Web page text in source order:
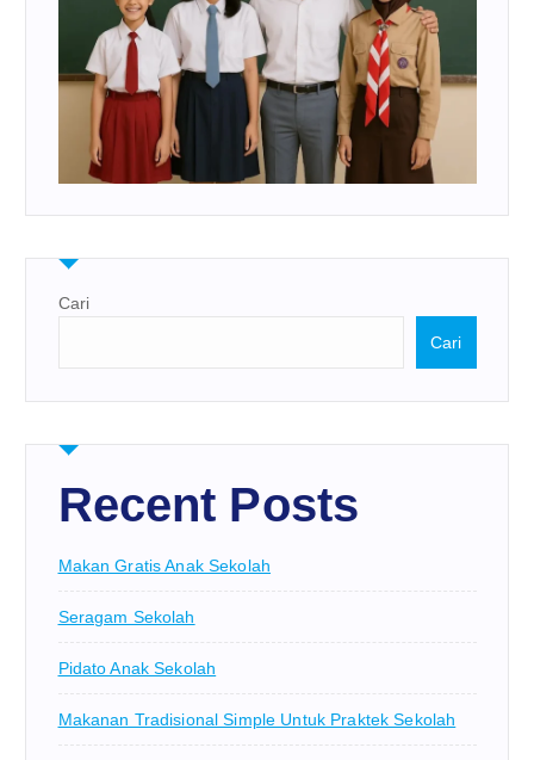
Cari
Cari
Recent Posts
Makan Gratis Anak Sekolah
Seragam Sekolah
Pidato Anak Sekolah
Makanan Tradisional Simple Untuk Praktek Sekolah